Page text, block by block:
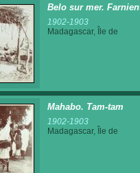
Belo sur mer.
1902-1903
Madagascar, Île de
Mahabo. Tam-tam
1902-1903
Madagascar, Île de